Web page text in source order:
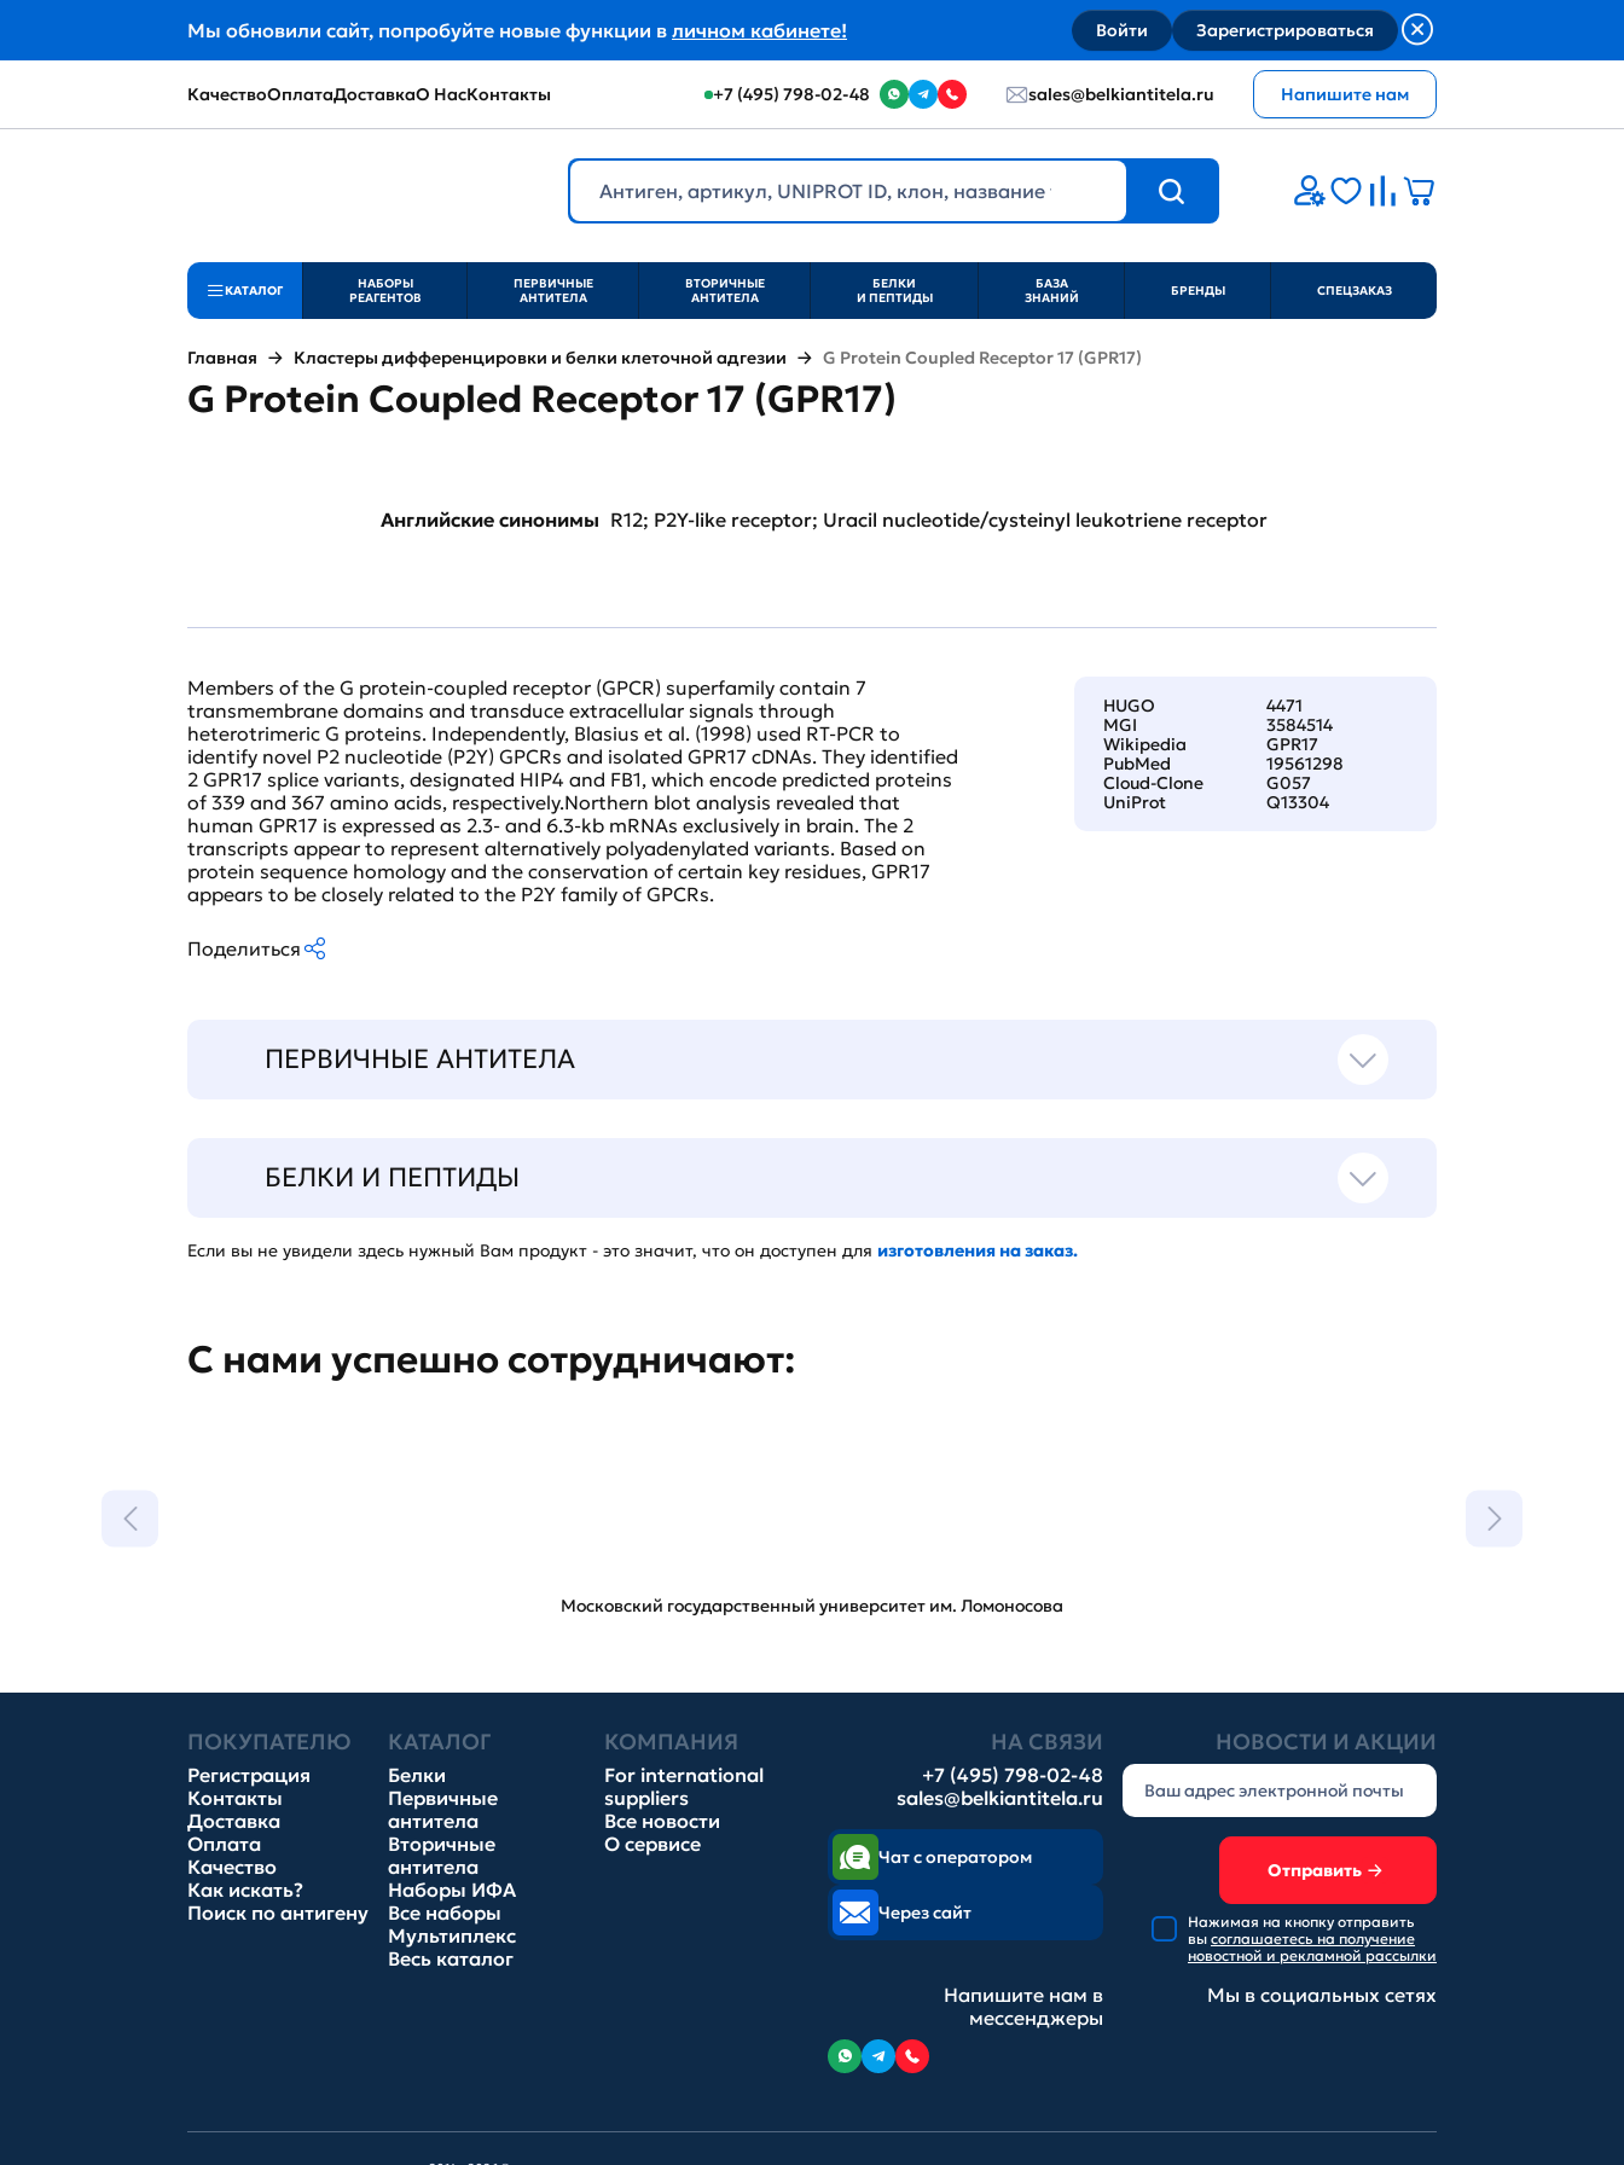
Мы обновили сайт, попробуйте новые функции в личном кабинете! Войти Зарегистрироваться
КачествоОплатаДоставкаО НасКонтакты +7 (495) 798-02-48 sales@belkiantitela.ru Напишите нам
КАТАЛОГ
НАБОРЫ
РЕАГЕНТОВ
ПЕРВИЧНЫЕ
АНТИТЕЛА
ВТОРИЧНЫЕ
АНТИТЕЛА
БЕЛКИ
И ПЕПТИДЫ
БАЗА
ЗНАНИЙ
БРЕНДЫ СПЕЦЗАКАЗ
Главная Кластеры дифференцировки и белки клеточной адгезии G Protein Coupled Receptor 17 (GPR17)
G Protein Coupled Receptor 17 (GPR17)
Английские синонимы R12; P2Y-like receptor; Uracil nucleotide/cysteinyl leukotriene receptor
HUGO
4471
MGI
3584514
Wikipedia
GPR17
PubMed
19561298
Cloud-Clone
G057
UniProt
Q13304
Members of the G protein-coupled receptor (GPCR) superfamily contain 7
transmembrane domains and transduce extracellular signals through
heterotrimeric G proteins. Independently, Blasius et al. (1998) used RT-PCR to
identify novel P2 nucleotide (P2Y) GPCRs and isolated GPR17 cDNAs. They identified
2 GPR17 splice variants, designated HIP4 and FB1, which encode predicted proteins
of 339 and 367 amino acids, respectively.Northern blot analysis revealed that
human GPR17 is expressed as 2.3- and 6.3-kb mRNAs exclusively in brain. The 2
transcripts appear to represent alternatively polyadenylated variants. Based on
protein sequence homology and the conservation of certain key residues, GPR17
appears to be closely related to the P2Y family of GPCRs.
Поделиться
ПЕРВИЧНЫЕ АНТИТЕЛА
БЕЛКИ И ПЕПТИДЫ
Если вы не увидели здесь нужный Вам продукт - это значит, что он доступен для изготовления на заказ.
С нами успешно сотрудничают:
Московский государственный университет им. Ломоносова
ПОКУПАТЕЛЮ
Регистрация
Контакты
Доставка
Оплата
Качество
Как искать?
Поиск по антигену
КАТАЛОГ
Белки
Первичные
антитела
Вторичные
антитела
Наборы ИФА
Все наборы
Мультиплекс
Весь каталог
КОМПАНИЯ
For international
suppliers
Все новости
О сервисе
НА СВЯЗИ
+7 (495) 798-02-48
sales@belkiantitela.ru
НОВОСТИ И АКЦИИ
Отправить
Нажимая на кнопку отправить
вы соглашаетесь на получение
новостной и рекламной рассылки
Чат с оператором
Через сайт
Напишите нам в
мессенджеры
Мы в социальных сетях